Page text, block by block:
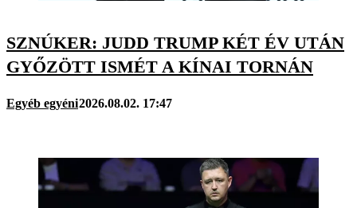
SZNÚKER: JUDD TRUMP KÉT ÉV UTÁN
GYŐZÖTT ISMÉT A KÍNAI TORNÁN
Egyéb egyéni2026.08.02. 17:47